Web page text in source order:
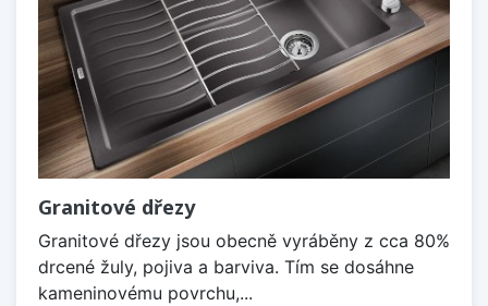
Granitové dřezy
Granitové dřezy jsou obecně vyráběny z cca 80%
drcené žuly, pojiva a barviva. Tím se dosáhne
kameninovému povrchu,...